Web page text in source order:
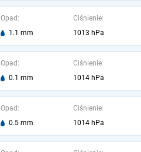
Opad:
1.1 mm
Ciśnienie:
1013 hPa
Opad:
0.1 mm
Ciśnienie:
1014 hPa
Opad:
0.5 mm
Ciśnienie:
1014 hPa